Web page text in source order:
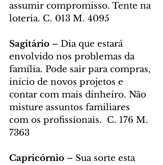
assumir compromisso. Tente na
loteria. C. 013 M. 4095
Sagitário – Dia que estará
envolvido nos problemas da
família. Pode sair para compras,
início de novos projetos e
contar com mais dinheiro. Não
misture assuntos familiares
com os profissionais.  C. 176 M.
7363
Capricórnio – Sua sorte esta